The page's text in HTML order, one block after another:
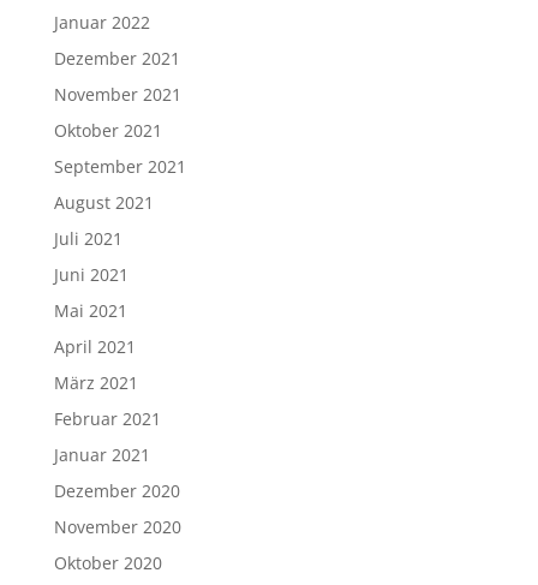
Januar 2022
Dezember 2021
November 2021
Oktober 2021
September 2021
August 2021
Juli 2021
Juni 2021
Mai 2021
April 2021
März 2021
Februar 2021
Januar 2021
Dezember 2020
November 2020
Oktober 2020